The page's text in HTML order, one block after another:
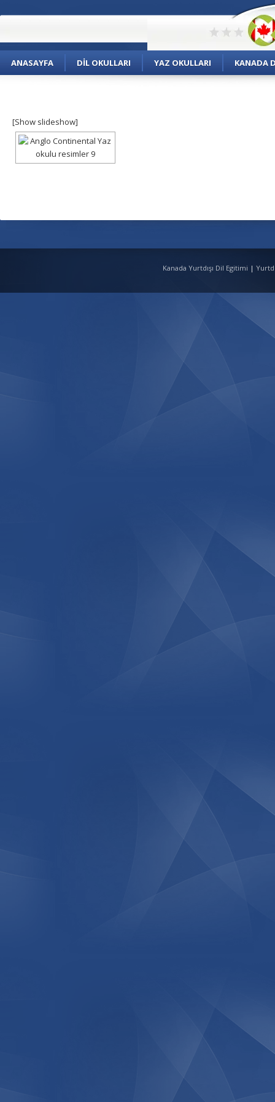
ANASAYFA DIL OKULLARI YAZ OKULLARI KANADA
[Show slideshow]
Kanada Yurtdışı Dil Egitimi |